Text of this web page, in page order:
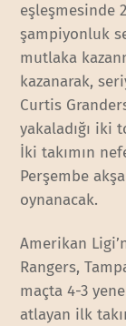
eşleşmesinde
şampiyonluk
mutlaka
kazanarak,
Curtis
yakaladığı iki
İki takımın
Perşembe
oynanacak.
Amerikan
Rangers,
maçta 4-3
atlayan ilk